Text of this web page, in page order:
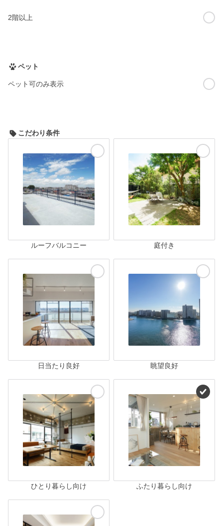
2階以上
ペット
ペット可のみ表示
こだわり条件
ルーフバルコニー 庭付き
日当たり良好 眺望良好
ひとり暮らし向け ふたり暮らし向け